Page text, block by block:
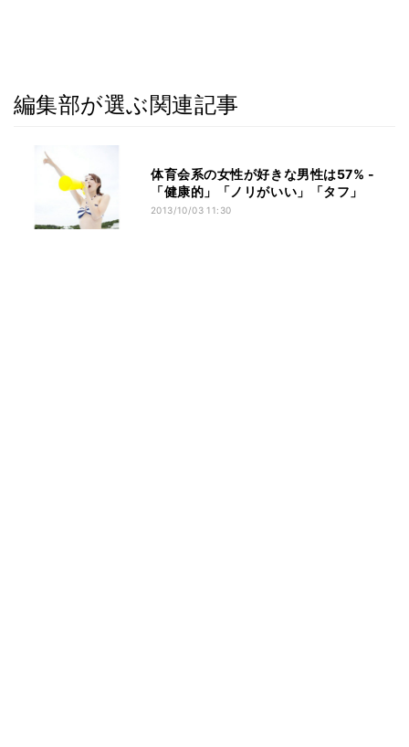
編集部が選ぶ関連記事
体育会系の女性が好きな男性は57% -
「健康的」「ノリがいい」「タフ」
2013/10/03 11:30